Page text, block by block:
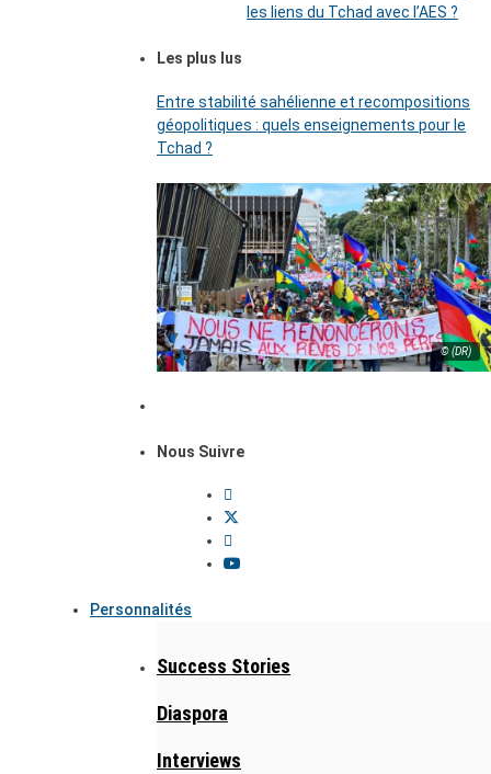
les liens du Tchad avec l’AES ?
Les plus lus
Entre stabilité sahélienne et recompositions
géopolitiques : quels enseignements pour le
Tchad ?
© (DR)
Nous Suivre
Personnalités
Success Stories
Diaspora
Interviews